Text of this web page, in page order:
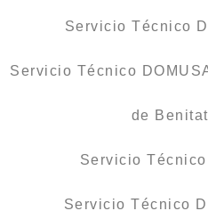
Servicio Técnico
Servicio Técnico
de
Servicio
Servicio Técnico